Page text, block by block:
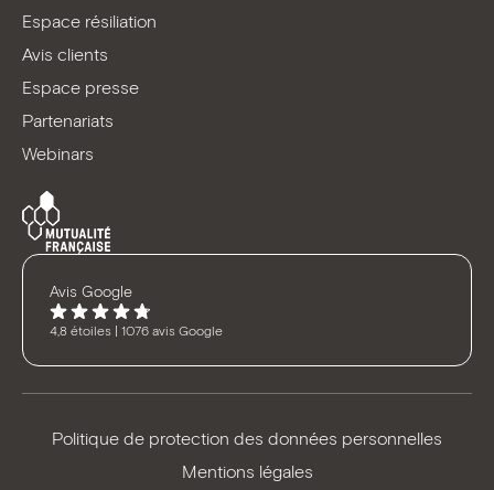
Espace résiliation
Avis clients
Espace presse
Partenariats
Webinars
Avis Google
4,8 étoiles | 1076 avis Google
Politique de protection des données personnelles
Mentions légales